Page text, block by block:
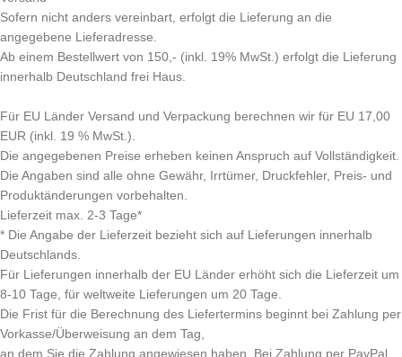
Sofern nicht anders vereinbart, erfolgt die Lieferung an die
angegebene Lieferadresse.
Ab einem Bestellwert von 150,- (inkl. 19% MwSt.) erfolgt die Lieferung
innerhalb Deutschland frei Haus.
Für EU Länder Versand und Verpackung berechnen wir für EU 17,00
EUR (inkl. 19 % MwSt.).
Die angegebenen Preise erheben keinen Anspruch auf Vollständigkeit.
Die Angaben sind alle ohne Gewähr, Irrtümer, Druckfehler, Preis- und
Produktänderungen vorbehalten.
Lieferzeit max. 2-3 Tage*
* Die Angabe der Lieferzeit bezieht sich auf Lieferungen innerhalb
Deutschlands.
Für Lieferungen innerhalb der EU Länder erhöht sich die Lieferzeit um
8-10 Tage, für weltweite Lieferungen um 20 Tage.
Die Frist für die Berechnung des Liefertermins beginnt bei Zahlung per
Vorkasse/Überweisung an dem Tag,
an dem Sie die Zahlung angewiesen haben. Bei Zahlung per PayPal